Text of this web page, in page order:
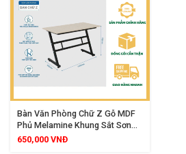
Bàn Văn Phòng Chữ Z Gỗ MDF
Phủ Melamine Khung Sắt Sơn
Tĩnh Điện, Thiết Kế Độc Lạ Cho
650,000 VNĐ